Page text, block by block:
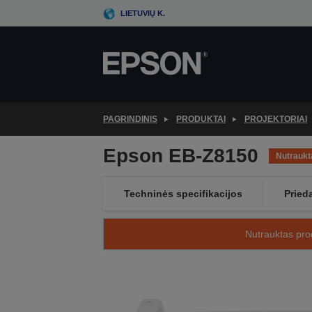
to
LIETUVIŲ K.
PAGRINDINIS PRODUKTAI PROJEKTORIAI
Epson EB-Z8150
Techninės specifikacijos
Nutrauktas